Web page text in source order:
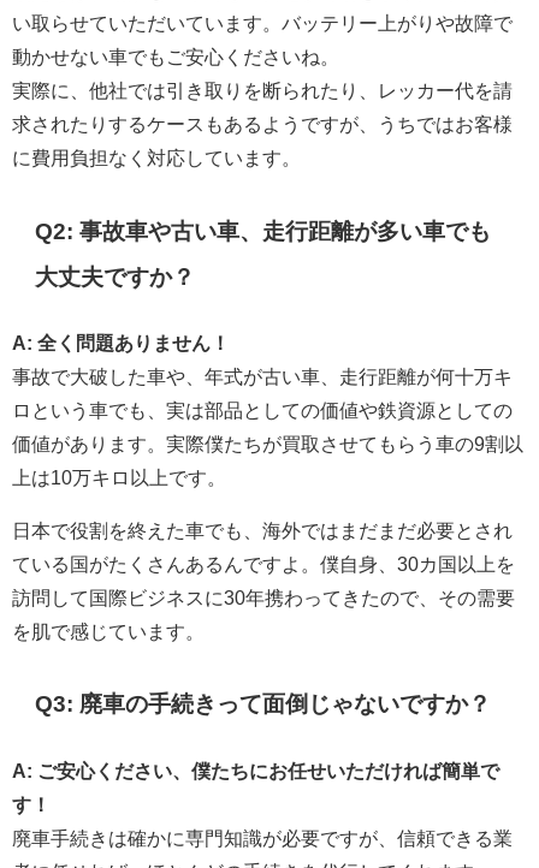
い取らせていただいています。バッテリー上がりや故障で
動かせない車でもご安心くださいね。
実際に、他社では引き取りを断られたり、レッカー代を請
求されたりするケースもあるようですが、うちではお客様
に費用負担なく対応しています。
Q2: 事故車や古い車、走行距離が多い車でも
大丈夫ですか？
A: 全く問題ありません！
事故で大破した車や、年式が古い車、走行距離が何十万キ
ロという車でも、実は部品としての価値や鉄資源としての
価値があります。実際僕たちが買取させてもらう車の9割以
上は10万キロ以上です。
日本で役割を終えた車でも、海外ではまだまだ必要とされ
ている国がたくさんあるんですよ。僕自身、30カ国以上を
訪問して国際ビジネスに30年携わってきたので、その需要
を肌で感じています。
Q3: 廃車の手続きって面倒じゃないですか？
A: ご安心ください、僕たちにお任せいただければ簡単で
す！
廃車手続きは確かに専門知識が必要ですが、信頼できる業